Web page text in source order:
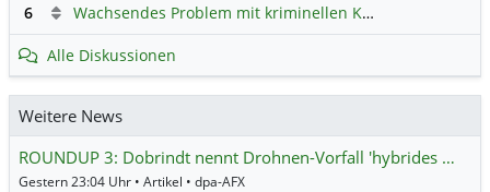
6 Wachsendes Problem mit kriminellen Kunden im Online-Handel
Alle Diskussionen
Weitere News
ROUNDUP 3: Dobrindt nennt Drohnen-Vorfall 'hybrides …
Gestern 23:04 Uhr • Artikel • dpa-AFX